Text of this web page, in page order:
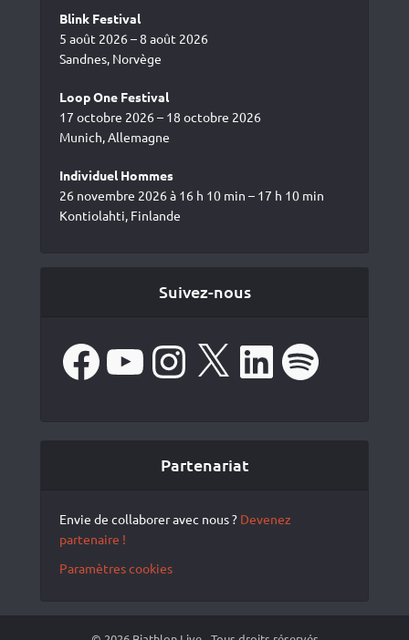
Blink Festival
5 août 2026 – 8 août 2026
Sandnes, Norvège
Loop One Festival
17 octobre 2026 – 18 octobre 2026
Munich, Allemagne
Individuel Hommes
26 novembre 2026 à 16 h 10 min – 17 h 10 min
Kontiolahti, Finlande
Suivez-nous
FacebookYouTube Instagram LinkedIn Spotify
Partenariat
Envie de collaborer avec nous ? Devenez
partenaire !
Paramètres cookies